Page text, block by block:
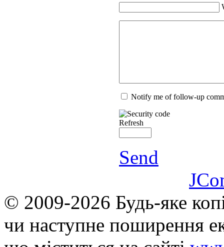
Notify me of follow-up
Refresh
Send
© 2009-2026 Будь-яке
чи наступне поширення